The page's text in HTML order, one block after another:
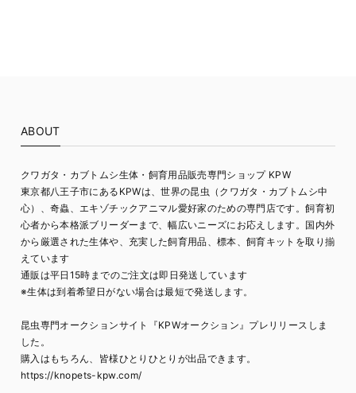
ABOUT
クワガタ・カブトムシ生体・飼育用品販売専門ショップ KPW
東京都八王子市にあるKPWは、世界の昆虫（クワガタ・カブトムシ中
心）、奇蟲、エキゾチックアニマル愛好家のための専門店です。飼育初
心者から本格派ブリーダーまで、幅広いニーズにお応えします。国内外
から厳選された生体や、充実した飼育用品、標本、飼育キットを取り揃
えています
通販は平日15時までのご注文は即日発送しています
※生体は到着希望日がない場合は最短で発送します。
昆虫専門オークションサイト『KPWオークション』プレリリースしま
した。
購入はもちろん、皆様ひとりひとりが出品できます。
https://knopets-kpw.com/